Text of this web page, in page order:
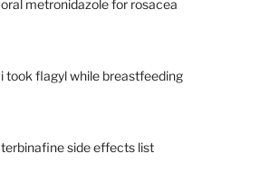
oral metronidazole for rosacea
i took flagyl while breastfeeding
terbinafine side effects list